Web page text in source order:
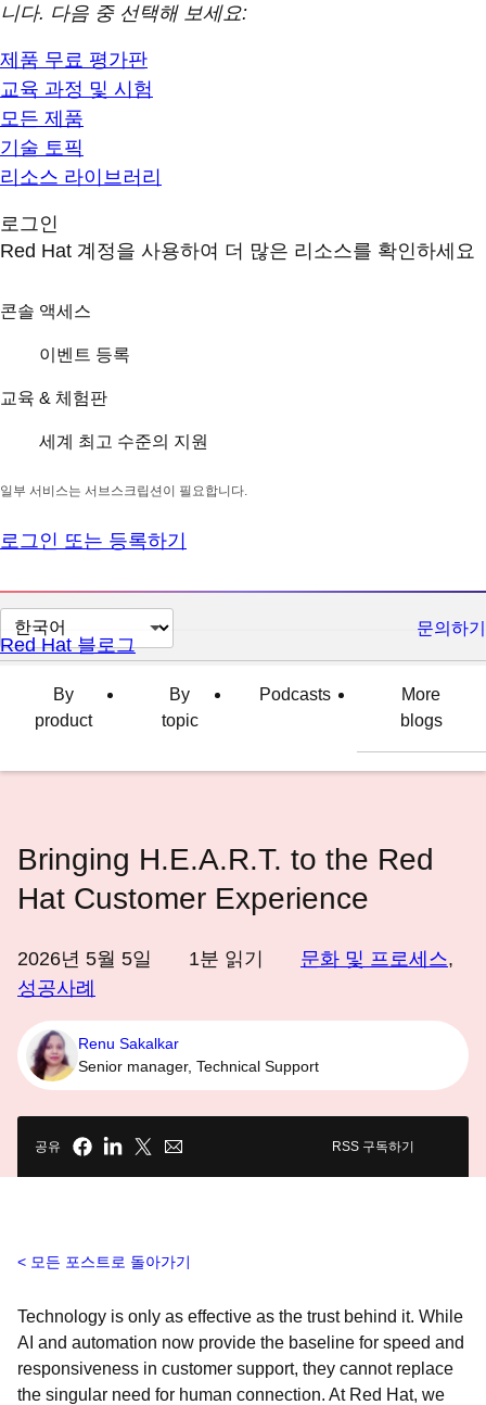
니다. 다음 중 선택해 보세요:
제품 무료 평가판
교육 과정 및 시험
모든 제품
기술 토픽
리소스 라이브러리
로그인
Red Hat 계정을 사용하여 더 많은 리소스를 확인하세요
콘솔 액세스
이벤트 등록
교육 & 체험판
세계 최고 수준의 지원
일부 서비스는 서브스크립션이 필요합니다.
로그인 또는 등록하기
페
이
변
문의하기
Red Hat 블로그
By
product
By
topic
Podcasts
More
blogs
Bringing H.E.A.R.T. to the Red
Hat Customer Experience
2026년 5월 5일 1분 읽기 문화 및 프로세스,
성공사례
Renu Sakalkar
Senior manager, Technical Support
공유 RSS 구독하기
모든 포스트로 돌아가기
Technology is only as effective as the trust behind it. While
AI and automation now provide the baseline for speed and
responsiveness in customer support, they cannot replace
the singular need for human connection. At Red Hat, we